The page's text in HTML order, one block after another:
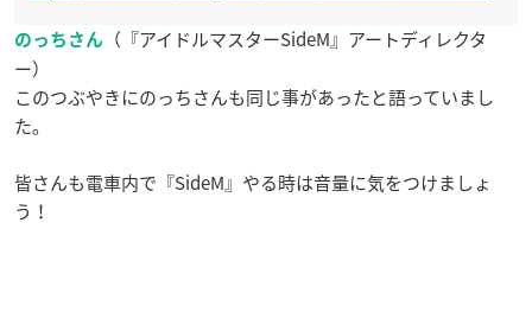
のっちさん
（『アイドルマスターSideM』アートディレクタ
ー）
このつぶやきにのっちさんも同じ事があったと語っていまし
た。
皆さんも電車内で『SideM』やる時は音量に気をつけましょ
う！